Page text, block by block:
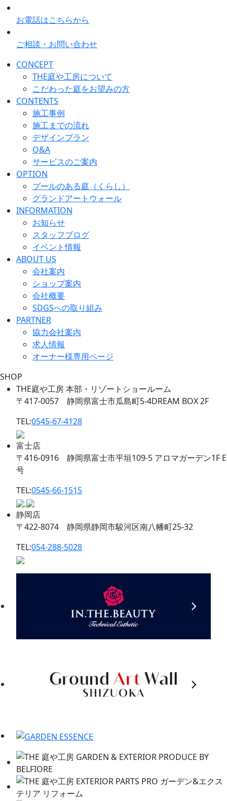
お電話はこちらから
ご相談・お問い合わせ
CONCEPT
THE庭や工房について
こだわった庭をお望みの方
CONTENTS
施工事例
施工までの流れ
デザインプラン
Q&A
サービスのご案内
OPTION
プールのある庭（くらし）
グランドアートウォール
INFORMATION
お知らせ
スタッフブログ
イベント情報
ABOUT US
会社案内
ショップ案内
会社概要
SDGSへの取り組み
PARTNER
協力会社案内
求人情報
オーナー様専用ページ
SHOP
THE庭や工房 本部・リゾートショールーム
〒417-0057 静岡県富士市瓜島町5-4DREAM BOX 2F
TEL:0545-67-4128
富士店
〒416-0916 静岡県富士市平垣109-5 アロマガーデン1F E
号
TEL:0545-66-1515
静岡店
〒422-8074 静岡県静岡市駿河区南八幡町25-32
TEL:054-288-5028